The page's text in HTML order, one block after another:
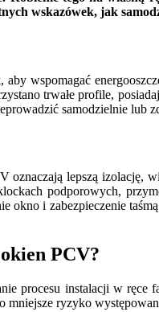
wskazówek, jak
wspomagać
trwałe profile,
samodzielnie lub
lepszą izolację,
podporowych,
i zabezpieczenie
PCV?
procesu instalacji w
ryzyko